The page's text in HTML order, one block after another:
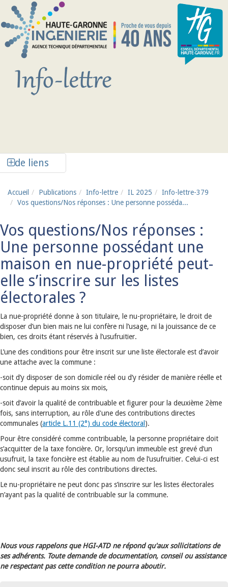
Aller au contenu principal
de liens
Accueil Publications Info-lettre IL 2025
Info-lettre-379
Vos questions/Nos réponses : Une personne posséda...
Vos questions/Nos réponses :
Une personne possédant une
maison en nue-propriété peut-
elle s’inscrire sur les listes
électorales ?
La nue-propriété donne à son titulaire, le nu-propriétaire, le droit de
disposer d’un bien mais ne lui confère ni l’usage, ni la jouissance de ce
bien, ces droits étant réservés à l’usufruitier.
L’une des conditions pour être inscrit sur une liste électorale est d’avoir
une attache avec la commune :
-soit d’y disposer de son domicile réel ou d’y résider de manière réelle et
continue depuis au moins six mois,
-soit d’avoir la qualité de contribuable et figurer pour la deuxième 2ème
fois, sans interruption, au rôle d'une des contributions directes
communales (article L.11 (2°) du code électoral ).
Pour être considéré comme contribuable, la personne propriétaire doit
s’acquitter de la taxe foncière. Or, lorsqu’un immeuble est grevé d’un
usufruit, la taxe foncière est établie au nom de l’usufruitier. Celui-ci est
donc seul inscrit au rôle des contributions directes.
Le nu-propriétaire ne peut donc pas s’inscrire sur les listes électorales
n’ayant pas la qualité de contribuable sur la commune.
Nous vous rappelons que HGI-ATD ne répond qu'aux sollicitations de
ses adhérents. Toute demande de documentation, conseil ou assistance
ne respectant pas cette condition ne pourra aboutir.